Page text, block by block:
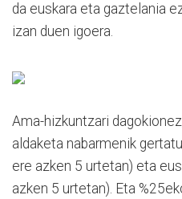
da euskara eta gaztelania
izan duen igoera.
Ama-hizkuntzari
aldaketa nabarmenik
ere azken 5 urtetan) eta
azken 5 urtetan). Eta